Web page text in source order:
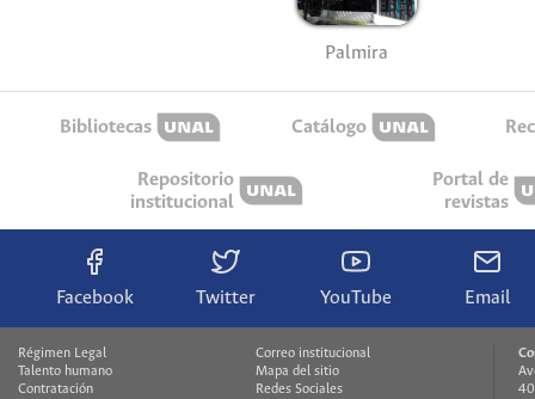
Palmira
Bibliotecas Catálogo
Repositorio
institucional
Portal de
revistas
Facebook Twitter YouTube Email
Régimen Legal
Talento humano
Contratación
Correo institucional
Mapa del sitio
Redes Sociales